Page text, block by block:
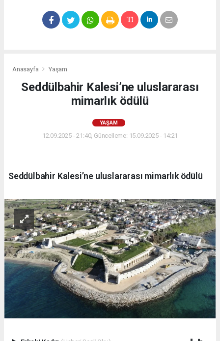
Anasayfa Yaşam
Seddülbahir Kalesi’ne uluslararası
mimarlık ödülü
YAŞAM
12.09.2025 - 21:40, Güncelleme: 15.09.2025 - 14:21
Seddülbahir Kalesi’ne uluslararası mimarlık ödülü